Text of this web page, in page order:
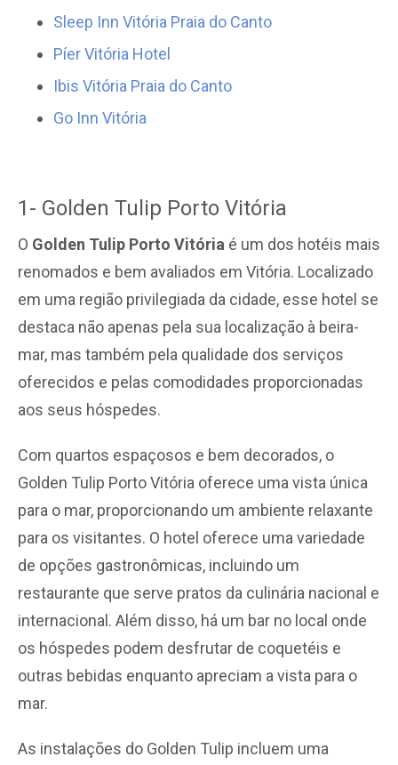
Sleep Inn Vitória Praia do Canto
Píer Vitória Hotel
Ibis Vitória Praia do Canto
Go Inn Vitória
1- Golden Tulip Porto Vitória
O Golden Tulip Porto Vitória é um dos hotéis mais
renomados e bem avaliados em Vitória. Localizado
em uma região privilegiada da cidade, esse hotel se
destaca não apenas pela sua localização à beira-
mar, mas também pela qualidade dos serviços
oferecidos e pelas comodidades proporcionadas
aos seus hóspedes.
Com quartos espaçosos e bem decorados, o
Golden Tulip Porto Vitória oferece uma vista única
para o mar, proporcionando um ambiente relaxante
para os visitantes. O hotel oferece uma variedade
de opções gastronômicas, incluindo um
restaurante que serve pratos da culinária nacional e
internacional. Além disso, há um bar no local onde
os hóspedes podem desfrutar de coquetéis e
outras bebidas enquanto apreciam a vista para o
mar.
As instalações do Golden Tulip incluem uma